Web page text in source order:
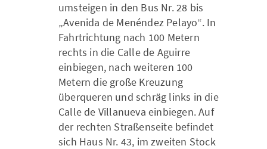
umsteigen in den Bus Nr. 28 bis
„Avenida de Menéndez Pelayo“. In
Fahrtrichtung nach 100 Metern
rechts in die Calle de Aguirre
einbiegen, nach weiteren 100
Metern die große Kreuzung
überqueren und schräg links in die
Calle de Villanueva einbiegen. Auf
der rechten Straßenseite befindet
sich Haus Nr. 43, im zweiten Stock